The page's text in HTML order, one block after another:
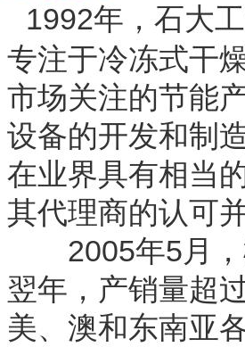
1992年，石大
专注于冷冻式干
市场关注的节能
设备的开发和制
在业界具有相当
其代理商的认可
2005年5月，
翌年，产销量超
美、澳和东南亚